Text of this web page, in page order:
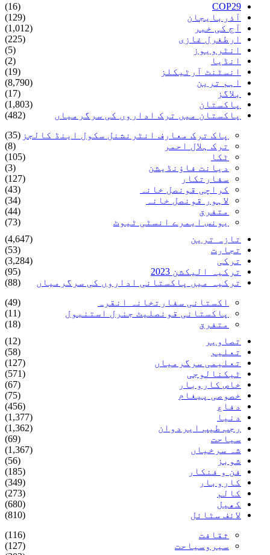
COP29
(16)
آذربایجان
(129)
آج کی خبر
(1,012)
ارطغرل غازی
(225)
انٹرویوز
(5)
انڈیا
(2)
انسٹنٹ آرٹیکلز
(19)
اہم ترین
(8,790)
بلاگز
(17)
پاکستان
(1,803)
پاکستان میں ترک اداروں کی سرگرمیاں
(482)
پاک ترک معارف انٹرنشنل سکول اینڈ کالجز (35)
ترک ہلال احمر
(8)
ٹکا
(105)
دیانت فاؤنڈیشن
(3)
سفارتکار
(127)
کراچی قونصل خانہ
(43)
لاہور قونصل خانہ
(34)
متفرق
(44)
یونس ایمرے انسٹی ٹیوٹ
(73)
تازہ ترین
(4,647)
تجارت
(53)
ترکی
(3,284)
ترکیہ الیکشن 2023
(95)
ترکیہ میں پاکستانی اداروں کی سرگرمیاں
(88)
اکستانی سفارتخانہ انقرہ
(49)
پاکستانی قونصلیٹ جنرل استنبول
(11)
متفرق
(18)
تصاویر
(12)
تعلیم
(58)
تعلیمی سرگرمیاں
(127)
ٹیکنالوجی
(571)
خاص کاروبار
(67)
خصوصی پیغام
(75)
دفاع
(456)
دنیا
(1,377)
رجب طیب ایردوان
(1,362)
سیاحت
(69)
شہ سرخیاں
(1,367)
شوبز
(56)
فن و فنکار
(185)
کاروبار
(349)
کالم
(273)
کھیل
(680)
لائف سٹائل
(810)
ثقافت
(116)
سیروسیاحت
(127)